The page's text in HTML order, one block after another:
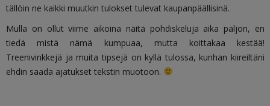
tällöin ne kaikki muutkin tulokset tulevat kaupanpäällisinä.
Mulla on ollut viime aikoina näitä pohdiskeluja aika paljon, en
tiedä mistä nämä kumpuaa, mutta koittakaa kestää!
Treenivinkkejä ja muita tipsejä on kyllä tulossa, kunhan kiireiltäni
ehdin saada ajatukset tekstin muotoon.